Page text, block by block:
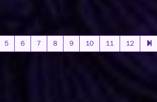
5 6 7 8 9 10 11 12